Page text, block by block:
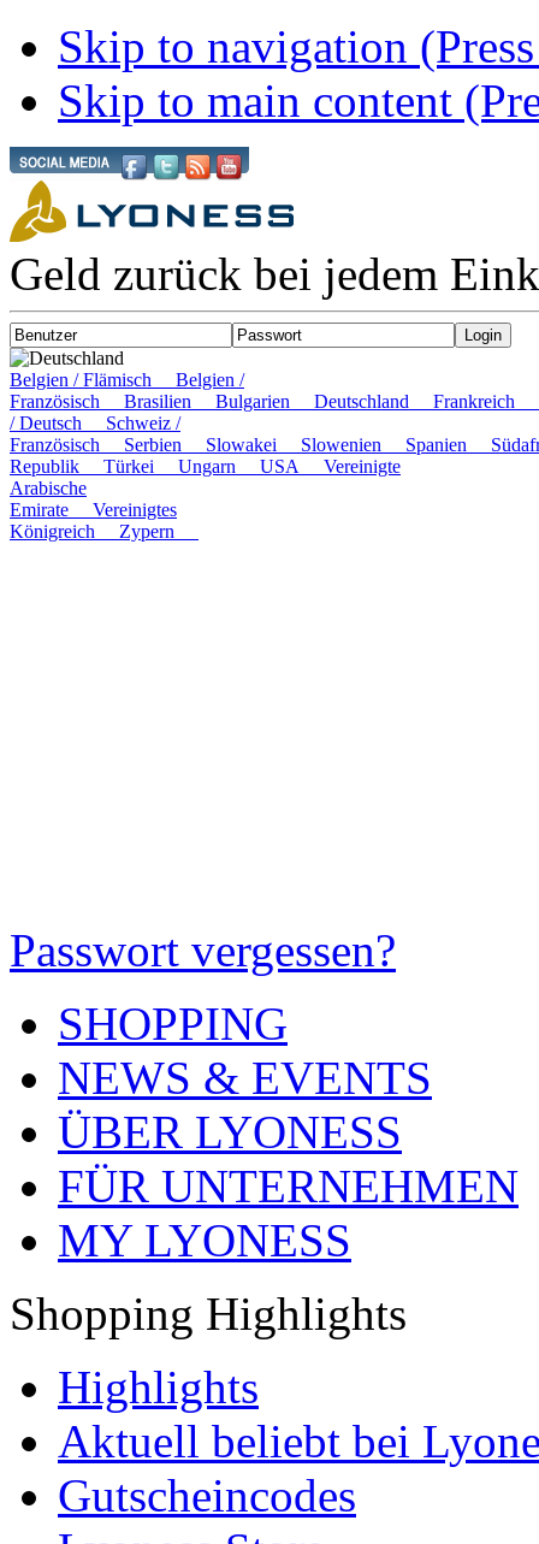
Skip to navigation
Skip to main content
Geld zurück bei jedem
Deutschland
Belgien / Flämisch Belgien /
Französisch Brasilien Bulgarien Deutschland Frankreich
/ Deutsch Schweiz /
Französisch Serbien Slowakei Slowenien Spanien
Republik Türkei Ungarn USA Vereinigte
Arabische
Emirate Vereinigtes
Königreich Zypern
Passwort vergessen?
SHOPPING
NEWS & EVENTS
ÜBER LYONESS
FÜR UNTERNEHMEN
MY LYONESS
Shopping Highlights
Highlights
Aktuell beliebt bei
Gutscheincodes